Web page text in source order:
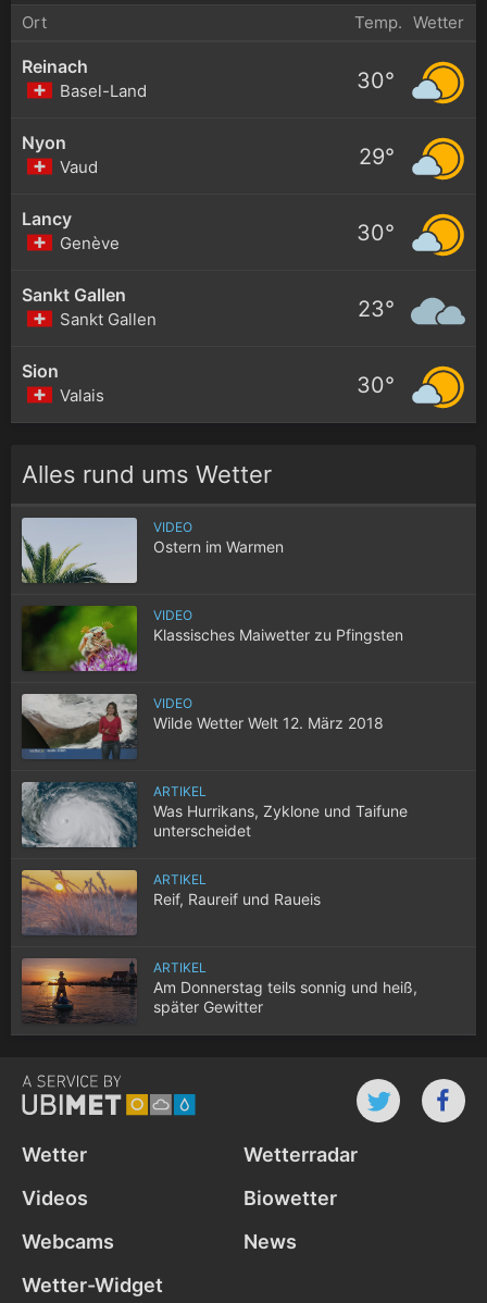
Ort Temp. Wetter
Reinach
Basel-Land 30°
Nyon
Vaud 29°
Lancy
Genève 30°
Sankt Gallen
Sankt Gallen 23°
Sion
Valais 30°
Alles rund ums Wetter
VIDEO
Ostern im Warmen
VIDEO
Klassisches Maiwetter zu Pfingsten
VIDEO
Wilde Wetter Welt 12. März 2018
ARTIKEL
Was Hurrikans, Zyklone und Taifune
unterscheidet
ARTIKEL
Reif, Raureif und Raueis
ARTIKEL
Am Donnerstag teils sonnig und heiß,
später Gewitter
Wetter
Wetterradar
Videos
Biowetter
Webcams
News
Wetter-Widget